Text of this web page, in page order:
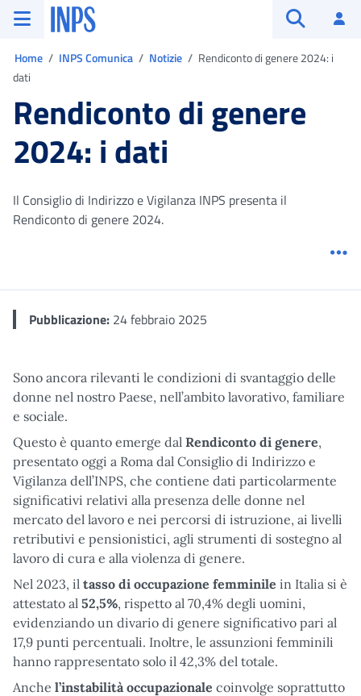
Vai al menu principale
Vai al contenuto principale
Vai al pie' di pagina
INPS ()
Home INPS Comunica Notizie
Rendiconto di genere 2024: i
dati
Rendiconto di genere
2024: i dati
Il Consiglio di Indirizzo e Vigilanza INPS presenta il
Rendiconto di genere 2024.
Pubblicazione: 24 febbraio 2025
Sono ancora rilevanti le condizioni di svantaggio delle
donne nel nostro Paese, nell’ambito lavorativo, familiare
e sociale.
Questo è quanto emerge dal Rendiconto di genere,
presentato oggi a Roma dal Consiglio di Indirizzo e
Vigilanza dell’INPS, che contiene dati particolarmente
significativi relativi alla presenza delle donne nel
mercato del lavoro e nei percorsi di istruzione, ai livelli
retributivi e pensionistici, agli strumenti di sostegno al
lavoro di cura e alla violenza di genere.
Nel 2023, il tasso di occupazione femminile in Italia si è
attestato al 52,5%, rispetto al 70,4% degli uomini,
evidenziando un divario di genere significativo pari al
17,9 punti percentuali. Inoltre, le assunzioni femminili
hanno rappresentato solo il 42,3% del totale.
Anche l’instabilità occupazionale coinvolge soprattutto